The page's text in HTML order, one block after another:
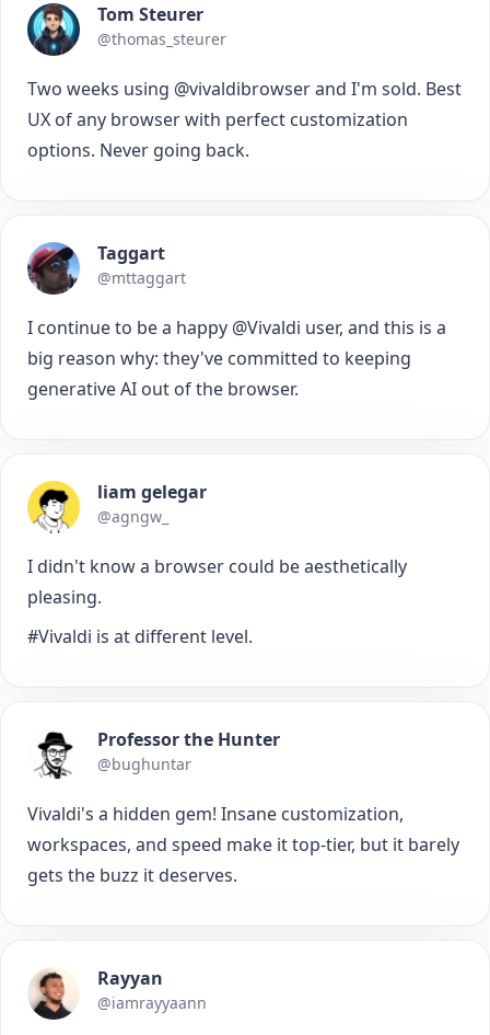
Tom Steurer
@thomas_steurer
Two weeks using @vivaldibrowser and I'm sold. Best
UX of any browser with perfect customization
options. Never going back.
Taggart
@mttaggart
I continue to be a happy @Vivaldi user, and this is a
big reason why: they've committed to keeping
generative AI out of the browser.
liam gelegar
@agngw_
I didn't know a browser could be aesthetically
pleasing.
#Vivaldi is at different level.
Professor the Hunter
@bughuntar
Vivaldi's a hidden gem! Insane customization,
workspaces, and speed make it top-tier, but it barely
gets the buzz it deserves.
Rayyan
@iamrayyaann